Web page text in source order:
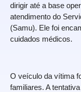
dirigir até a base
atendimento do
(Samu). Ele foi
cuidados médicos.
O veículo da vítima
familiares. A